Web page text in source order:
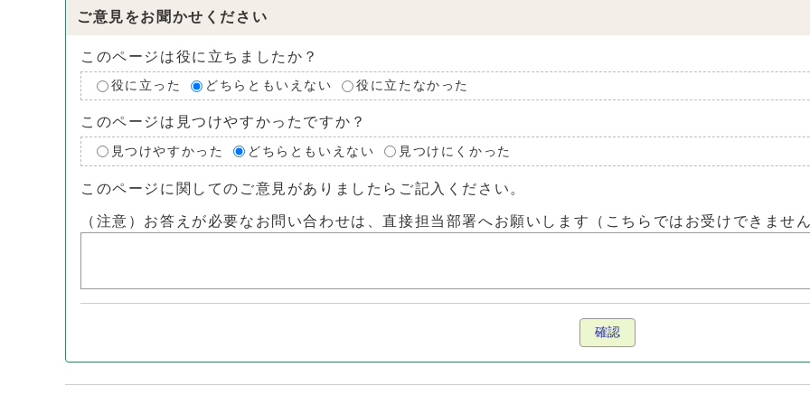
ご意見をお聞かせください
このページは役に立ちましたか？
役に立った どちらともいえない 役に立たなかった
このページは見つけやすかったですか？
見つけやすかった どちらともいえない 見つけにくかった
このページに関してのご意見がありましたらご記入ください。
（注意）お答えが必要なお問い合わせは、直接担当部署へお願いします（こちらではお受けできませ
確認